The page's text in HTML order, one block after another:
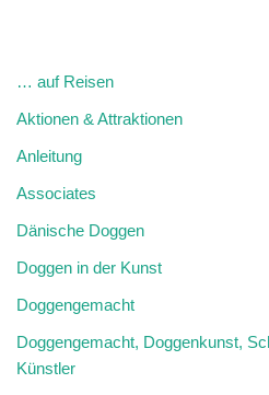
… auf Reisen
Aktionen & Attraktionen
Anleitung
Associates
Dänische Doggen
Doggen in der Kunst
Doggengemacht
Doggengemacht, Doggenkunst,
Künstler